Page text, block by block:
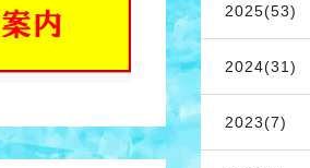
2025(53)
2024(31)
2023(7)